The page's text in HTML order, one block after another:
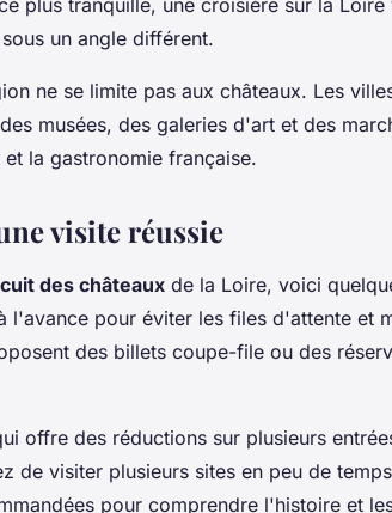
plus tranquille, une croisière sur la Loire
un angle différent.
ne se limite pas aux châteaux. Les
musées, des galeries d'art et des
la gastronomie française.
visite réussie
des châteaux de la Loire, voici
l'avance pour éviter les files d'attente et
des billets coupe-file ou des
offre des réductions sur plusieurs
de visiter plusieurs sites en peu de
pour comprendre l'histoire et